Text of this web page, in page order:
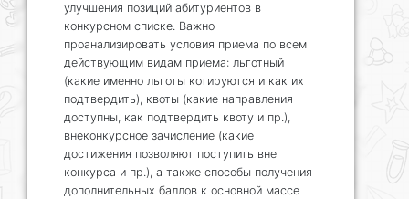
улучшения позиций абитуриентов в
конкурсном списке. Важно
проанализировать условия приема по всем
действующим видам приема: льготный
(какие именно льготы котируются и как их
подтвердить), квоты (какие направления
доступны, как подтвердить квоту и пр.),
внеконкурсное зачисление (какие
достижения позволяют поступить вне
конкурса и пр.), а также способы получения
дополнительных баллов к основной массе